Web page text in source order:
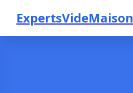
ExpertsVideMaison